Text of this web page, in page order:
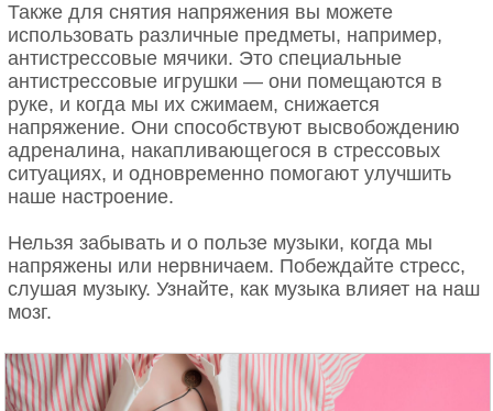
Также для снятия напряжения вы можете
использовать различные предметы, например,
антистрессовые мячики. Это специальные
антистрессовые игрушки — они помещаются в
руке, и когда мы их сжимаем, снижается
напряжение. Они способствуют высвобождению
адреналина, накапливающегося в стрессовых
ситуациях, и одновременно помогают улучшить
наше настроение.
Нельзя забывать и о пользе музыки, когда мы
напряжены или нервничаем. Побеждайте стресс,
слушая музыку. Узнайте, как музыка влияет на наш
мозг.